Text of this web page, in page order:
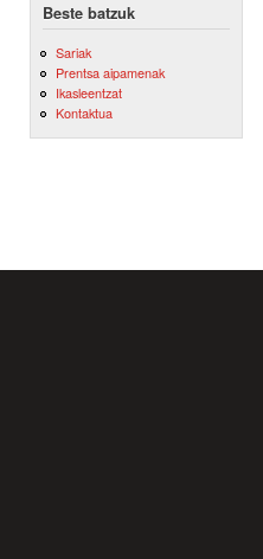
Beste batzuk
Sariak
Prentsa aipamenak
Ikasleentzat
Kontaktua